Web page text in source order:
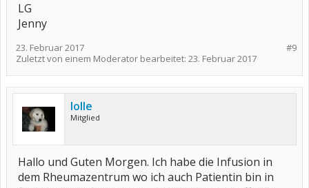
LG
Jenny
#9
23. Februar 2017
Zuletzt von einem Moderator bearbeitet: 23. Februar 2017
lolle
Mitglied
Hallo und Guten Morgen. Ich habe die Infusion in
dem Rheumazentrum wo ich auch Patientin bin in